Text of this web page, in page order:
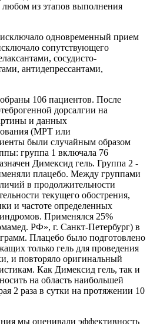
любом из этапов выполнения
одновременный прием
сопутствующего
сосудисто-
антидепрессантами,
106 пациентов. После
дорсалгии на
и данных
(МРТ или
были случайным образом
группа 1 включала 76
Димексид гель. Группа 2 -
плацебо. Между группами
в продолжительности
текущего обострения,
и частоте определенных
Применялся 25%
РФ», г. Санкт-Петербург) в
Плацебо было подготовлено
только гель для проведения
и повторяло оригинальный
Как Димексид гель, так и
на область наибольшей
2 раза в сутки на протяжении 10
мы оценивали эффективность